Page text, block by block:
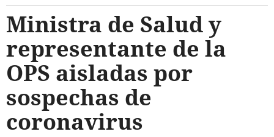
Ministra de Salud y
representante de la
OPS aisladas por
sospechas de
coronavirus